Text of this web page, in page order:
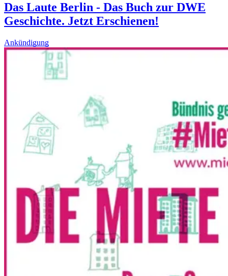
Das Laute Berlin - Das Buch zur DWE
Geschichte. Jetzt Erschienen!
Ankündigung